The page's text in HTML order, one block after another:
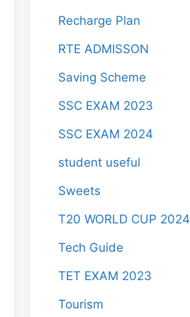
Recharge Plan
RTE ADMISSON
Saving Scheme
SSC EXAM 2023
SSC EXAM 2024
student useful
Sweets
T20 WORLD CUP 2024
Tech Guide
TET EXAM 2023
Tourism